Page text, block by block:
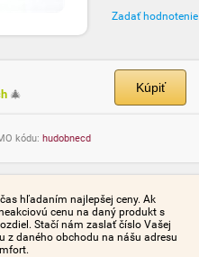
Zadať hodnotenie
🎄 Kúpiť
kódu: hudobnecd
hľadaním najlepšej ceny. Ak
cenu na daný produkt s
Stačí nám zaslať číslo Vašej
z daného obchodu na nášu adresu